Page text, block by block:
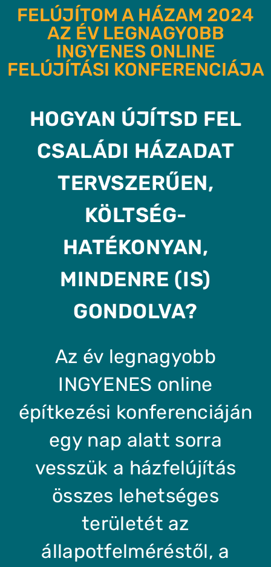
FELÚJÍTOM A HÁZAM 2024
AZ ÉV LEGNAGYOBB
INGYENES ONLINE
FELÚJÍTÁSI KONFERENCIÁJA
HOGYAN ÚJÍTSD FEL
CSALÁDI HÁZADAT
TERVSZERŰEN,
KÖLTSÉG-
HATÉKONYAN,
MINDENRE (IS)
GONDOLVA?
Az év legnagyobb
INGYENES online
építkezési konferenciáján
egy nap alatt sorra
vesszük a házfelújítás
összes lehetséges
területét az
állapotfelméréstől, a